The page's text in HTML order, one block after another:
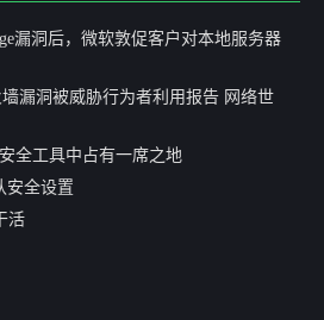
漏洞后，微软敦促客户对本地服务器
墙漏洞被威胁行为者利用报告 网络世
全工具中占有一席之地
安全设置
活